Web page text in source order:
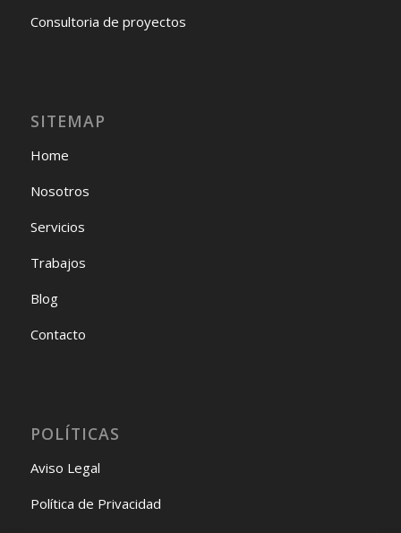
Consultoria de proyectos
SITEMAP
Home
Nosotros
Servicios
Trabajos
Blog
Contacto
POLÍTICAS
Aviso Legal
Política de Privacidad